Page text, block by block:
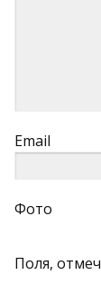
Email
Фото
Поля,